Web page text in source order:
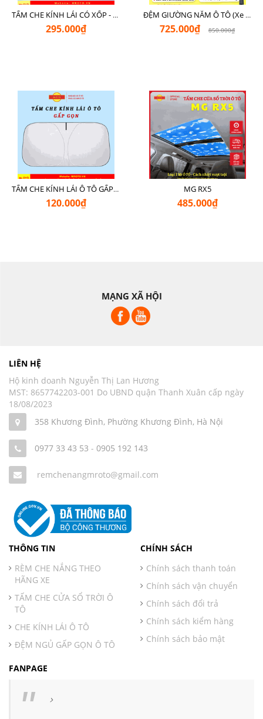
TẤM CHE KÍNH LÁI CÓ XỐP - LOẠI XỊN CHE NGOÀI MR Ô TÔ
295.000₫
ĐỆM GIƯỜNG NẰM Ô TÔ (Xe 7 Chỗ SUV + Pickup + Sedan C - D)
725.000₫ 850.000₫
TẤM CHE KÍNH LÁI Ô TÔ GẤP GỌN
120.000₫
MG RX5
485.000₫
MẠNG XÃ HỘI
LIÊN HỆ
Hộ kinh doanh Nguyễn Thị Lan Hương
MST: 8657742203-001 Do UBND quận Thanh Xuân cấp ngày
18/08/2023
358 Khương Đình, Phường Khương Đình, Hà Nội
0977 33 43 53 - 0905 192 143
remchenangmroto@gmail.com
THÔNG TIN
RÈM CHE NẮNG THEO
HÃNG XE
TẤM CHE CỬA SỔ TRỜI Ô
TÔ
CHE KÍNH LÁI Ô TÔ
ĐỆM NGỦ GẤP GỌN Ô TÔ
CHÍNH SÁCH
Chính sách thanh toán
Chính sách vận chuyển
Chính sách đổi trả
Chính sách kiểm hàng
Chính sách bảo mật
FANPAGE